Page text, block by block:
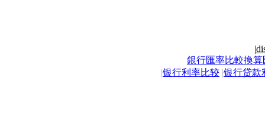
|
銀行匯率比較換算
|银行利率比较 |银行贷款